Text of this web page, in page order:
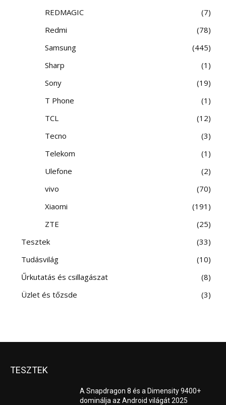
REDMAGIC
7
Redmi
78
Samsung
445
Sharp
1
Sony
19
T Phone
1
TCL
12
Tecno
3
Telekom
1
Ulefone
2
vivo
70
Xiaomi
191
ZTE
25
Tesztek
33
Tudásvilág
10
Űrkutatás és csillagászat
8
Üzlet és tőzsde
3
TESZTEK
A Snapdragon 8 és a Dimensity 9400+
dominálja az Android világát 2025